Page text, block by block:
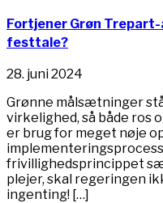
Fortjener Grøn
festtale?
28. juni 2024
Grønne målsætninger
virkelighed, så både ros
er brug for meget nøje
frivillighedsprincippet
plejer, skal regeringen
ingenting! […]